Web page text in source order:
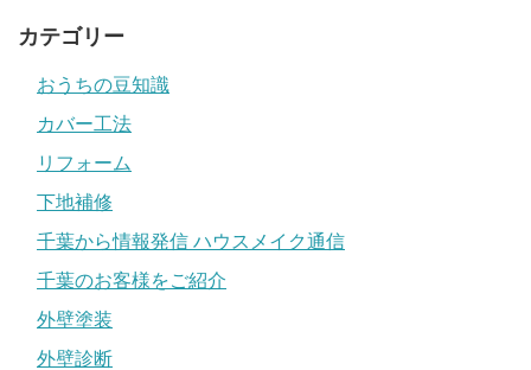
カテゴリー
おうちの豆知識
カバー工法
リフォーム
下地補修
千葉から情報発信 ハウスメイク通信
千葉のお客様をご紹介
外壁塗装
外壁診断